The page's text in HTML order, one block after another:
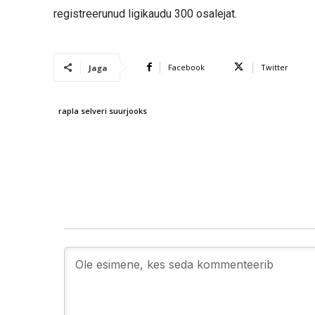
registreerunud ligikaudu 300 osalejat.
Jaga Facebook Twitter
rapla selveri suurjooks